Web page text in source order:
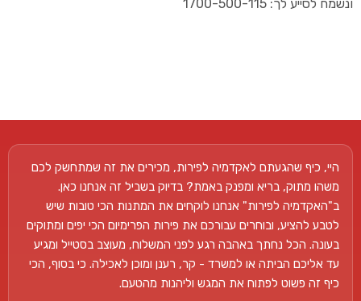
ונשמח לסייע לך: 1700-500-115
היי, כיף שהגעתם לאקדמיה לפירות, מכירים את זה שמתחשק לכם
משהו מתוק, בריא ומפנק באמת? בדיוק בשביל זה אנחנו כאן.
ב"האקדמיה לפירות" אנחנו לוקחים את המתנות הכי טובות שיש
לטבע להציע, ובוחרים עבורכם את פירות הפרימיום הכי יפים ומתוקים
בעונה. הכל נחתך באהבה רגע לפני המשלוח, מעוצב בסטייל ומגיע
עד אליכם הביתה או למשרד - קר, רענן ומוכן לאכילה. כי בסוף, הכי
כיף זה פשוט לפתוח את המגש וליהנות מהטעם.